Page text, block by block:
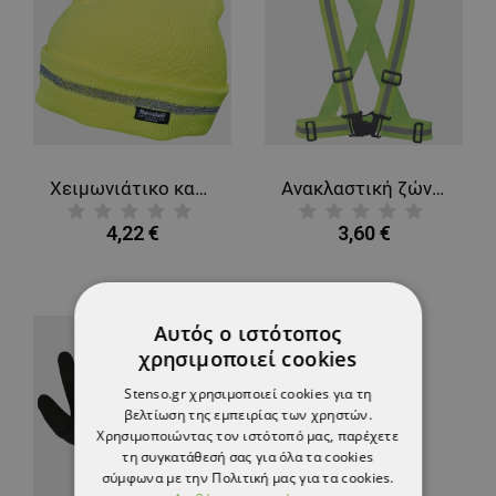
Χειμωνιάτικο καπέλο TURIA HV YELLOW
4,22 €
Ανακλαστική ζώνη REFROX HV YELLOW
3,60 €
Αυτός ο ιστότοπος
χρησιμοποιεί cookies
Stenso.gr χρησιμοποιεί cookies για τη
βελτίωση της εμπειρίας των χρηστών.
Χρησιμοποιώντας τον ιστότοπό μας, παρέχετε
τη συγκατάθεσή σας για όλα τα cookies
σύμφωνα με την Πολιτική μας για τα cookies.